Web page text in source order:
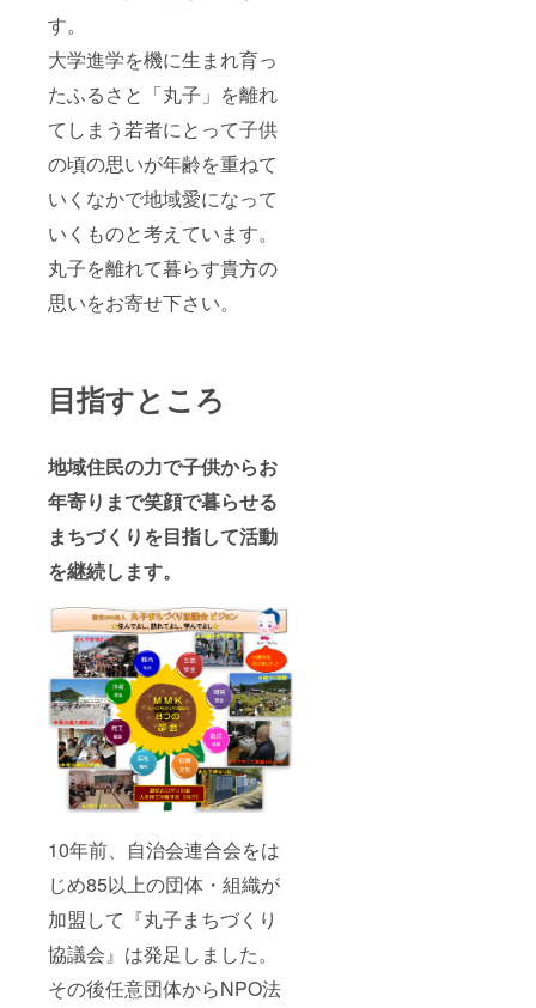
す。
大学進学を機に生まれ育っ
たふるさと「丸子」を離れ
てしまう若者にとって子供
の頃の思いが年齢を重ねて
いくなかで地域愛になって
いくものと考えています。
丸子を離れて暮らす貴方の
思いをお寄せ下さい。
目指すところ
地域住民の力で子供からお
年寄りまで笑顔で暮らせる
まちづくりを目指して活動
を継続します。
10年前、自治会連合会をは
じめ85以上の団体・組織が
加盟して『丸子まちづくり
協議会』は発足しました。
その後任意団体からNPO法